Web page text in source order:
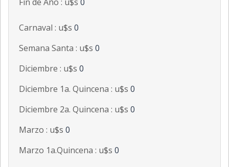
Carnaval : u$s 0
Semana Santa : u$s 0
Diciembre : u$s 0
Diciembre 1a. Quincena : u$s 0
Diciembre 2a. Quincena : u$s 0
Marzo : u$s 0
Marzo 1a.Quincena : u$s 0